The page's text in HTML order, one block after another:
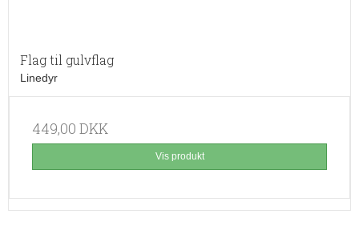
Flag til gulvflag
Linedyr
449,00 DKK
Vis produkt